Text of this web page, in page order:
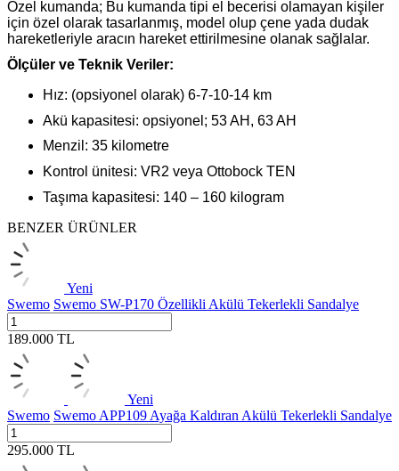
Özel kumanda; Bu kumanda tipi el becerisi olamayan kişiler
için özel olarak tasarlanmış, model olup çene yada dudak
hareketleriyle aracın hareket ettirilmesine olanak sağlalar.
Ölçüler ve Teknik Veriler:
Hız: (opsiyonel olarak) 6-7-10-14 km
Akü kapasitesi: opsiyonel; 53 AH, 63 AH
Menzil: 35 kilometre
Kontrol ünitesi: VR2 veya Ottobock TEN
Taşıma kapasitesi: 140 – 160 kilogram
BENZER ÜRÜNLER
Yeni
Swemo Swemo SW-P170 Özellikli Akülü Tekerlekli Sandalye
189.000 TL
Yeni
Swemo Swemo APP109 Ayağa Kaldıran Akülü Tekerlekli Sandalye
295.000 TL